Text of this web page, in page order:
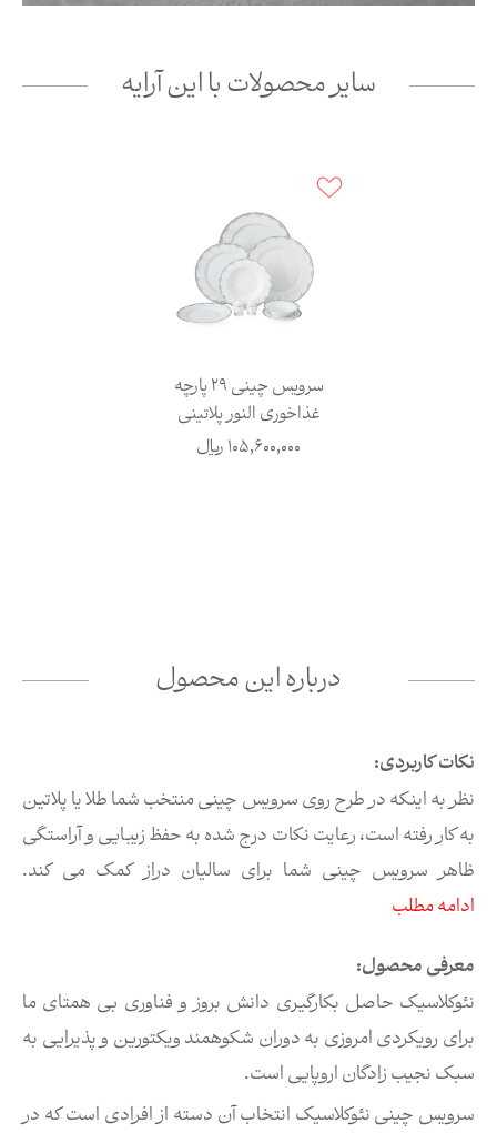
درباره این محصول
نکات کاربردی:
نظر به اینکه در طرح روی سرویس چینی منتخب شما طلا یا پلاتین
به کار رفته است، رعایت نکات درج شده به حفظ زیبایی و آراستگی
ظاهر سرویس چینی شما برای سالیان دراز کمک می کند.
ادامه مطلب
معرفی محصول:
نئوکلاسیک حاصل بکارگیری دانش بروز و فناوری بی همتای ما
برای رویکردی امروزی به دوران شکوهمند ویکتورین و پذیرایی به
سبک نجیب زادگان اروپایی است.
سرویس چینی نئوکلاسیک انتخاب آن دسته از افرادی است که در
سایر محصولات با این آرایه
سرویس چینی 29 پارچه
غذاخوری النور پلاتینی
105,600,000ریال